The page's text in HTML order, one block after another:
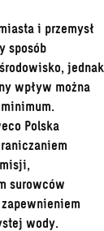
i przemysł
sposób
jednak
wpływ można
Polska
surowców
wody.